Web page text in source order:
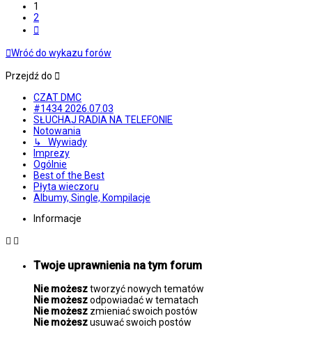
1
2
Wróć do wykazu forów
Przejdź do
CZAT DMC
#1434 2026.07.03
SŁUCHAJ RADIA NA TELEFONIE
Notowania
↳ Wywiady
Imprezy
Ogólnie
Best of the Best
Płyta wieczoru
Albumy, Single, Kompilacje
Informacje
Twoje uprawnienia na tym forum
Nie możesztworzyć nowych tematów
Nie możeszodpowiadać w tematach
Nie możesz zmieniać swoich postów
Nie możeszusuwać swoich postów